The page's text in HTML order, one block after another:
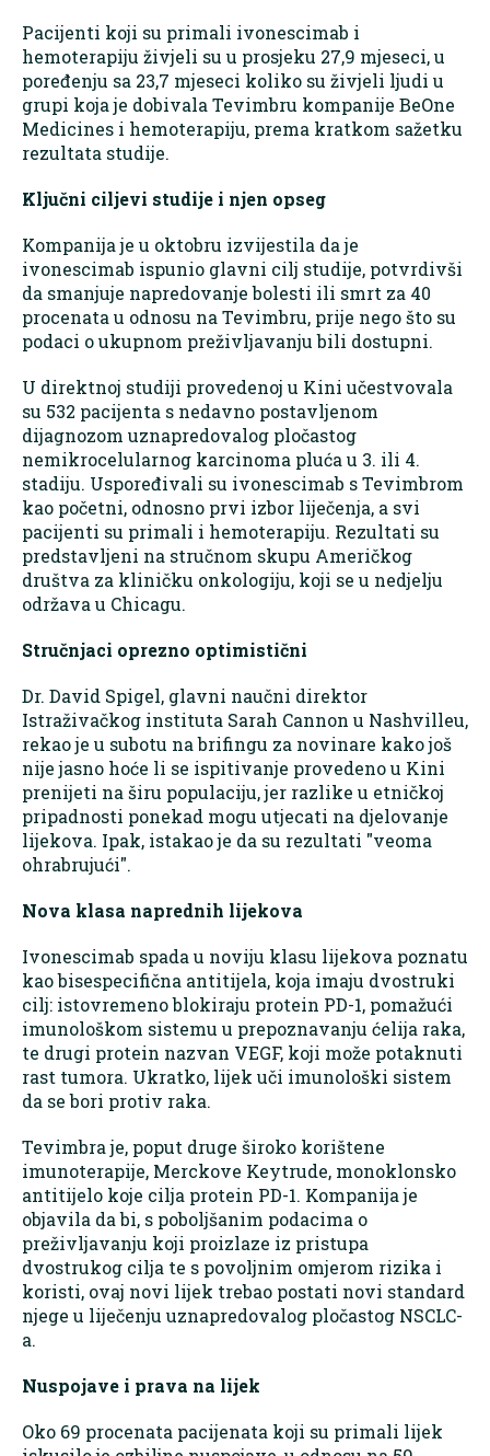
Pacijenti koji su primali ivonescimab i
hemoterapiju živjeli su u prosjeku 27,9 mjeseci, u
poređenju sa 23,7 mjeseci koliko su živjeli ljudi u
grupi koja je dobivala Tevimbru kompanije BeOne
Medicines i hemoterapiju, prema kratkom sažetku
rezultata studije.
Ključni ciljevi studije i njen opseg
Kompanija je u oktobru izvijestila da je
ivonescimab ispunio glavni cilj studije, potvrdivši
da smanjuje napredovanje bolesti ili smrt za 40
procenata u odnosu na Tevimbru, prije nego što su
podaci o ukupnom preživljavanju bili dostupni.
U direktnoj studiji provedenoj u Kini učestvovala
su 532 pacijenta s nedavno postavljenom
dijagnozom uznapredovalog pločastog
nemikrocelularnog karcinoma pluća u 3. ili 4.
stadiju. Uspoređivali su ivonescimab s Tevimbrom
kao početni, odnosno prvi izbor liječenja, a svi
pacijenti su primali i hemoterapiju. Rezultati su
predstavljeni na stručnom skupu Američkog
društva za kliničku onkologiju, koji se u nedjelju
održava u Chicagu.
Stručnjaci oprezno optimistični
Dr. David Spigel, glavni naučni direktor
Istraživačkog instituta Sarah Cannon u Nashvilleu,
rekao je u subotu na brifingu za novinare kako još
nije jasno hoće li se ispitivanje provedeno u Kini
prenijeti na širu populaciju, jer razlike u etničkoj
pripadnosti ponekad mogu utjecati na djelovanje
lijekova. Ipak, istakao je da su rezultati "veoma
ohrabrujući".
Nova klasa naprednih lijekova
Ivonescimab spada u noviju klasu lijekova poznatu
kao bisespecifična antitijela, koja imaju dvostruki
cilj: istovremeno blokiraju protein PD-1, pomažući
imunološkom sistemu u prepoznavanju ćelija raka,
te drugi protein nazvan VEGF, koji može potaknuti
rast tumora. Ukratko, lijek uči imunološki sistem
da se bori protiv raka.
Tevimbra je, poput druge široko korištene
imunoterapije, Merckove Keytrude, monoklonsko
antitijelo koje cilja protein PD-1. Kompanija je
objavila da bi, s poboljšanim podacima o
preživljavanju koji proizlaze iz pristupa
dvostrukog cilja te s povoljnim omjerom rizika i
koristi, ovaj novi lijek trebao postati novi standard
njege u liječenju uznapredovalog pločastog NSCLC-
a.
Nuspojave i prava na lijek
Oko 69 procenata pacijenata koji su primali lijek